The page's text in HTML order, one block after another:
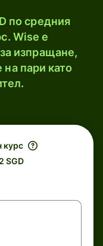
по средния
Wise е
изпращане,
пари като
курс
SGD